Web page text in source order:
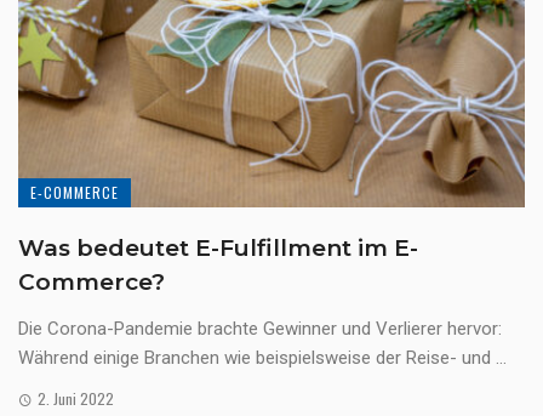
E-COMMERCE
Was bedeutet E-Fulfillment im E-
Commerce?
Die Corona-Pandemie brachte Gewinner und Verlierer hervor:
Während einige Branchen wie beispielsweise der Reise- und ...
2. Juni 2022